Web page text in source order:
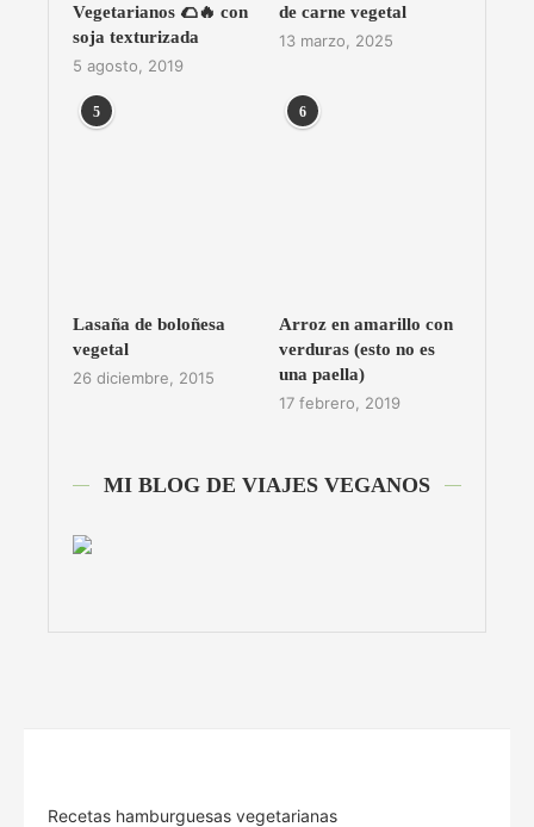
Vegetarianos 🌮🔥 con
soja texturizada
5 agosto, 2019
de carne vegetal
13 marzo, 2025
5
Lasaña de boloñesa
vegetal
26 diciembre, 2015
6
Arroz en amarillo con
verduras (esto no es
una paella)
17 febrero, 2019
MI BLOG DE VIAJES VEGANOS
Recetas hamburguesas vegetarianas